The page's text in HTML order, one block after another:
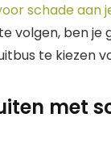
schade aan
volgen, ben je
te kiezen
met